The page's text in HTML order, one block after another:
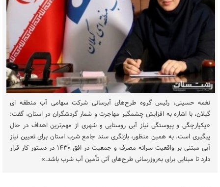
نغمه حسینی، رئیس گروه طرح‌های آبرسانی شرکت سهامی آب منطقه ای
گیلان، با اشاره به افزایش چشمگیر مهاجرت و شمار گردشگران در استان، گفت:
«یکپارچگی و پیوستگی نیاز آبی روستایی و شهری از مهم‌ترین اهداف در حال
پیگیری است. به همین منظور، بازنگری سند جامع شرب استان برای تعیین نیاز
آبی مبتنی بر واقعیت سرانه مصرف و جمعیت در افق ۱۴۳۰ در دستور کار قرار
دارد تا مبنایی برای به‌روزرسانی طرح‌های آتی تأمین آب شرب باشد.»